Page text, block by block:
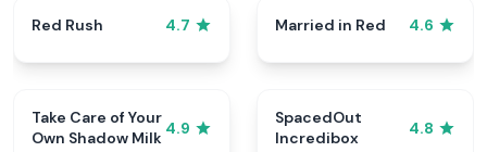
Red Rush 4.7 Married in Red 4.6
Take Care of Your
Own Shadow Milk 4.9
SpacedOut
Incredibox
4.8